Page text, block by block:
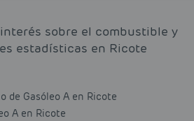
sobre el combustible y
estadísticas en Ricote
de Gasóleo A en Ricote
A en Ricote